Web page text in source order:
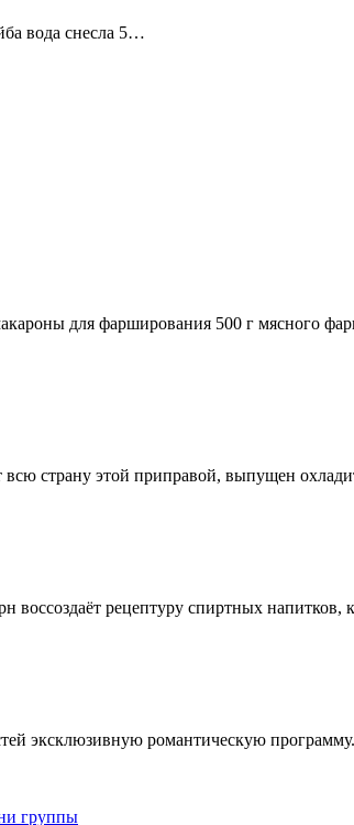
вода снесла 5…
для фарширования 500 г мясного
страну этой приправой, выпущен
рецептуру спиртных
эксклюзивную романтическую
группы